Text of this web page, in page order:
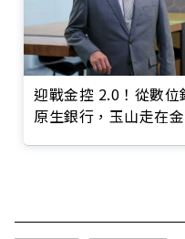
迎戰金控 2.0！從數位
原生銀行，玉山走在